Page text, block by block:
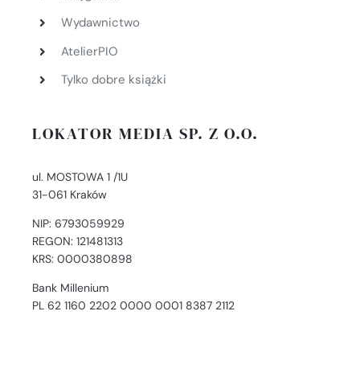
Wydawnictwo
AtelierPIO
Tylko dobre książki
LOKATOR MEDIA SP. Z O.O.
ul. MOSTOWA 1 /1U
31-061 Kraków
NIP: 6793059929
REGON: 121481313
KRS: 0000380898
Bank Millenium
PL 62 1160 2202 0000 0001 8387 2112